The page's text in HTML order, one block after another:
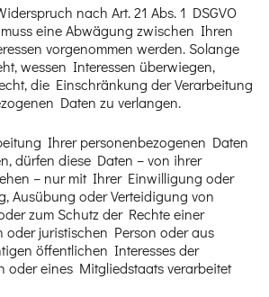
nach Art. 21 Abs. 1 DSGVO
eine Abwägung zwischen Ihren
vorgenommen werden. Solange
wessen Interessen überwiegen,
die Einschränkung der Verarbeitung
Daten zu verlangen.
Ihrer personenbezogenen Daten
dürfen diese Daten – von ihrer
– nur mit Ihrer Einwilligung oder
Ausübung oder Verteidigung von
zum Schutz der Rechte einer
oder juristischen Person oder aus
öffentlichen Interesses der
oder eines Mitgliedstaats verarbeitet